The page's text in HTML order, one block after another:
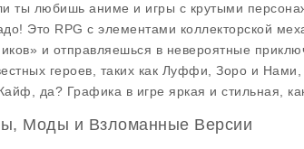
ты любишь аниме и игры с крутыми
Это RPG с элементами коллекторской
и отправляешься в невероятные
героев, таких как Луффи, Зоро и
да? Графика в игре яркая и стильная,
Моды и Взломанные Версии